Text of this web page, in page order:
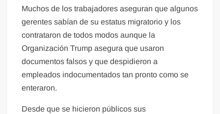
Muchos de los trabajadores aseguran que algunos
gerentes sabían de su estatus migratorio y los
contrataron de todos modos aunque la
Organización Trump asegura que usaron
documentos falsos y que despidieron a
empleados indocumentados tan pronto como se
enteraron.
Desde que se hicieron públicos sus